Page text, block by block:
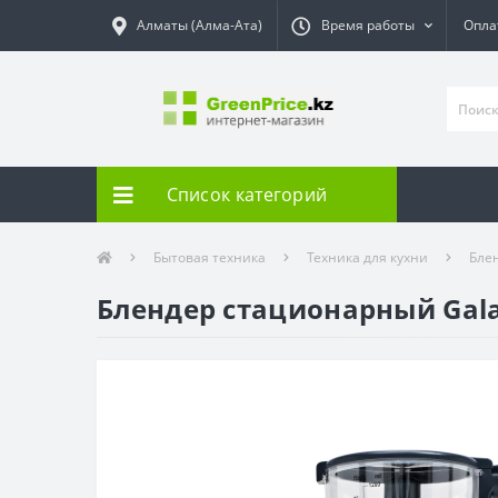
Алматы (Алма-Ата) Время работы
Список категорий
Бытовая техника Техника для кухни
Блендер стационарный